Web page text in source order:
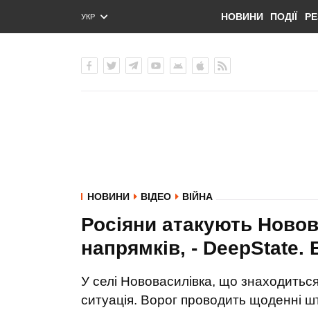
УКР
ENG
НОВИНИ ПОДІЇ
НОВИНИ ВІДЕО ВІЙНА
Росіяни атакують
напрямків, -
У селі Нововасилівка, що
ситуація. Ворог проводить щоденні